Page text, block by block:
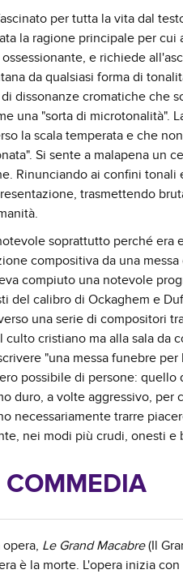
per tutta la vita dal
la ragione principale per cui
e richiede
da qualsiasi forma di
dissonanze cromatiche che
una "sorta di microtonalità".
la scala temperata e che
Si sente a malapena un
Rinunciando ai confini
trasmettendo
soprattutto perché era
compositiva da una
compiuto una notevole
del calibro di Ockaghem e
una serie di compositori
cristiano ma alla sala
"una messa funebre
possibile di persone:
duro, a volte aggressivo,
necessariamente trarre
nei modi più crudi, onesti e
COMMEDIA
Le Grand Macabre(Il
è la morte. L'opera inizia